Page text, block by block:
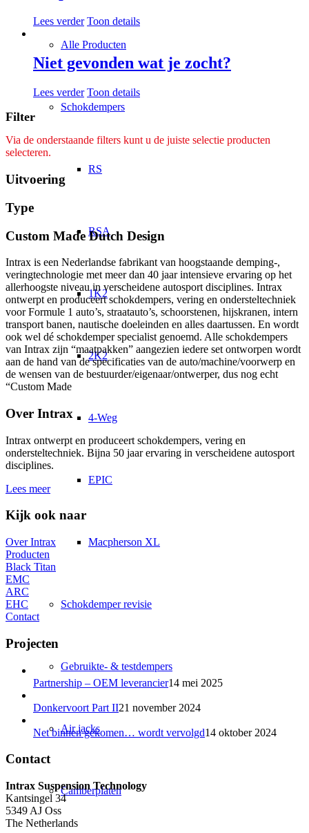
Alle Producten
Schokdempers
RS
RSA
1K2
2K2
4-Weg
EPIC
Macpherson XL
Schokdemper revisie
Gebruikte- & testdempers
Air jacks
Camberplaten
Lees verder Toon details
Niet gevonden wat je zocht?
Lees verder Toon details
Filter
Via de onderstaande filters kunt u de juiste selectie producten
selecteren.
Uitvoering
Type
Custom Made Dutch Design
Intrax is een Nederlandse fabrikant van hoogstaande demping-,
veringtechnologie met meer dan 40 jaar intensieve ervaring op het
allerhoogste niveau in verscheidene autosport disciplines. Intrax
ontwerpt en produceert schokdempers, vering en ondersteltechniek
voor Formule 1 auto’s, straatauto’s, schoorstenen, hijskranen, intern
transport banen, nautische doeleinden en alles daartussen. En wordt
ook wel dé schokdemper specialist genoemd. Alle schokdempers
van Intrax zijn “maatpakken” aangezien iedere set ontworpen wordt
aan de hand van de specificaties van de auto/machine/voorwerp en
de wensen van de bestuurder/eigenaar/ontwerper, dus nog echt
“Custom Made
Over Intrax
Intrax ontwerpt en produceert schokdempers, vering en
ondersteltechniek. Bijna 50 jaar ervaring in verscheidene autosport
disciplines.
Lees meer
Kijk ook naar
Over Intrax
Producten
Black Titan
EMC
ARC
EHC
Contact
Projecten
Partnership – OEM leverancier14 mei 2025
Donkervoort Part II21 november 2024
Net binnen gekomen… wordt vervolgd14 oktober 2024
Contact
Intrax Suspension Technology
Kantsingel 34
5349 AJ Oss
The Netherlands